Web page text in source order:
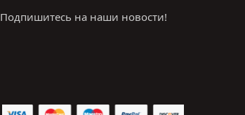
Подпишитесь на наши новости!